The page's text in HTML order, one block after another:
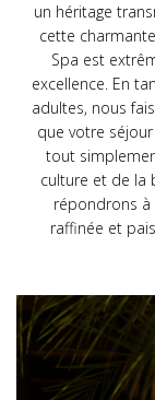
un héritage
cette
Spa est
excellence. En
adultes, nous
que votre
tout
culture et de la
répondrons
raffinée et